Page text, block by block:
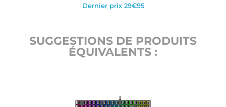
Dernier prix 29€95
SUGGESTIONS DE PRODUITS
ÉQUIVALENTS :